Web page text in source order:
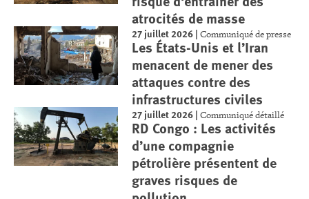
atrocités de masse
27 juillet 2026 |Communiqué de presse
Les États-Unis et l’Iran
menacent de mener des
attaques contre des
infrastructures civiles
27 juillet 2026 |Communiqué détaillé
RD Congo : Les activités
d’une compagnie
pétrolière présentent de
graves risques de